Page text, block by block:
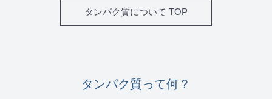
タンパク質について TOP
タンパク質って何？